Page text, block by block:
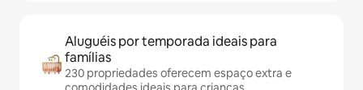
Aluguéis por temporada ideais para
famílias
230 propriedades oferecem espaço extra e